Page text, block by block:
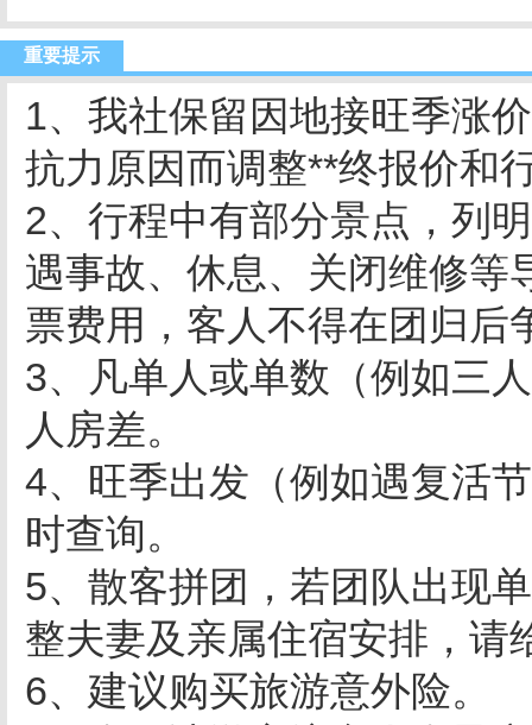
重要提示
1、我社保留因地接旺季涨
抗力原因而调整**终报价和
2、行程中有部分景点，列
遇事故、休息、关闭维修等
票费用，客人不得在团归后
3、凡单人或单数（例如三
人房差。
4、旺季出发（例如遇复活
时查询。
5、散客拼团，若团队出现
整夫妻及亲属住宿安排，请
6、建议购买旅游意外险。